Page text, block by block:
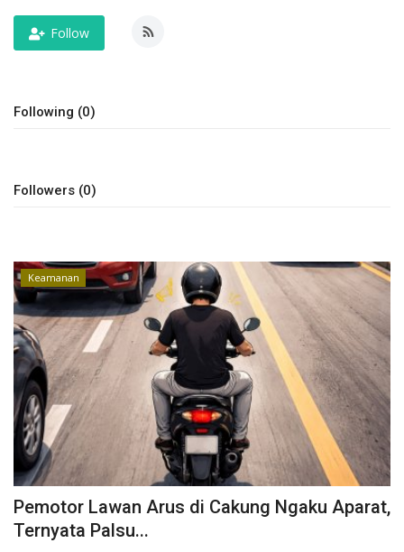
Kejahatan
Pekerja Migran Indonesia
Pendidikan
Informasi Journalism
Olahraga
Kesehatan
Layanan Publik
Perempuan/Anak
Follow
Following (0)
Followers (0)
Keamanan
Pemotor Lawan Arus di Cakung Ngaku Aparat,
Ternyata Palsu...